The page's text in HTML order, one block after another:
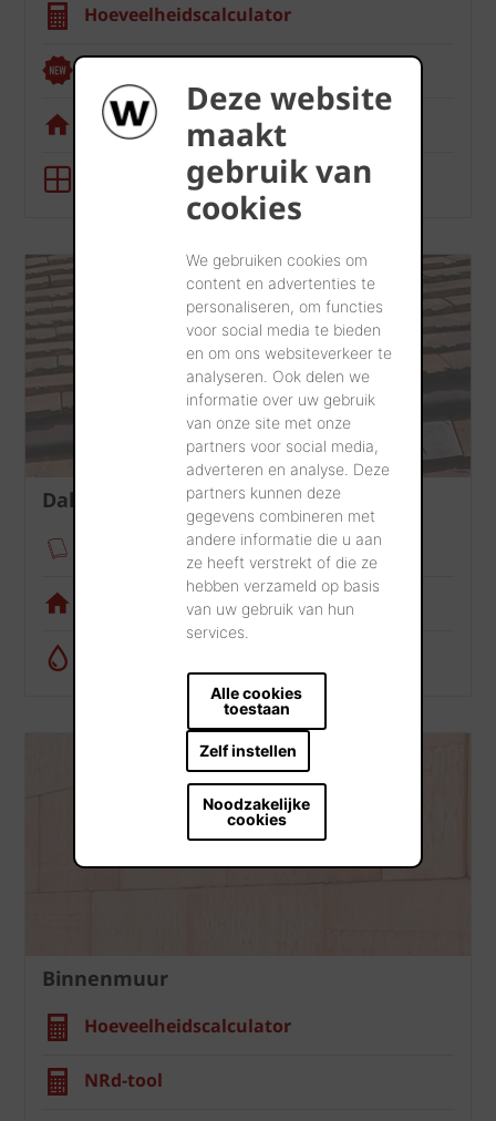
Deze website
maakt
gebruik van
cookies
We gebruiken cookies om
content en advertenties te
personaliseren, om functies
voor social media te bieden
en om ons websiteverkeer te
analyseren. Ook delen we
informatie over uw gebruik
van onze site met onze
partners voor social media,
adverteren en analyse. Deze
partners kunnen deze
gegevens combineren met
andere informatie die u aan
ze heeft verstrekt of die ze
hebben verzameld op basis
van uw gebruik van hun
services.
Alle cookies
toestaan
Zelf instellen
Noodzakelijke
cookies
Hoeveelheidscalculator
Visualisatietool
Dak
Verankeringsmodule
Visualisatietool
Binnenmuur
Hoeveelheidscalculator
NRd-tool